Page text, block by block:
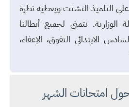
التلميذ التشتت ويعطيه نظرة
نتمنى لجميع أبطالنا
الابتدائي التفوق، الإعفاء،
امتحانات الشهر